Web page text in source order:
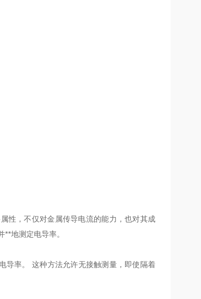
性，不仅对金属传导电流的能力，也对其成
地测定电导率。
导率。 这种方法允许无接触测量，即使隔着